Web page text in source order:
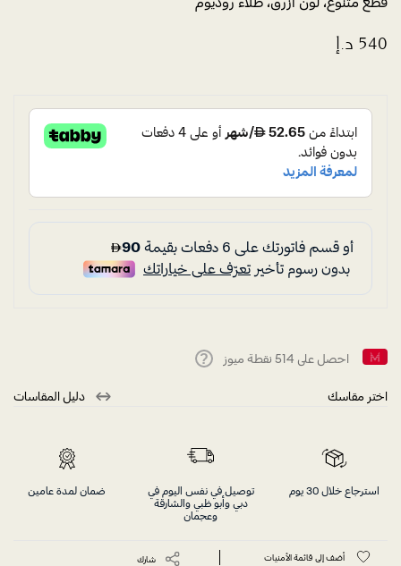
احصل على 514 نقطة ميوز
اختر مقاسك
دليل المقاسات
استرجاع خلال 30 يوم
توصيل في نفس اليوم في
دبي وأبو ظبي والشارقة
وعجمان
ضمان لمدة عامين
أضف إلى قائمة الأمنيات شارك